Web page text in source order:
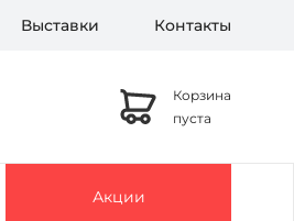
Выставки Контакты
Корзина
пуста
Акции